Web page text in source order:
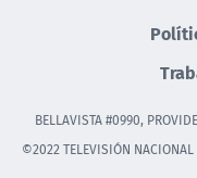
BELLAVISTA #0990,
©2022 TELEVISIÓN NACIONAL